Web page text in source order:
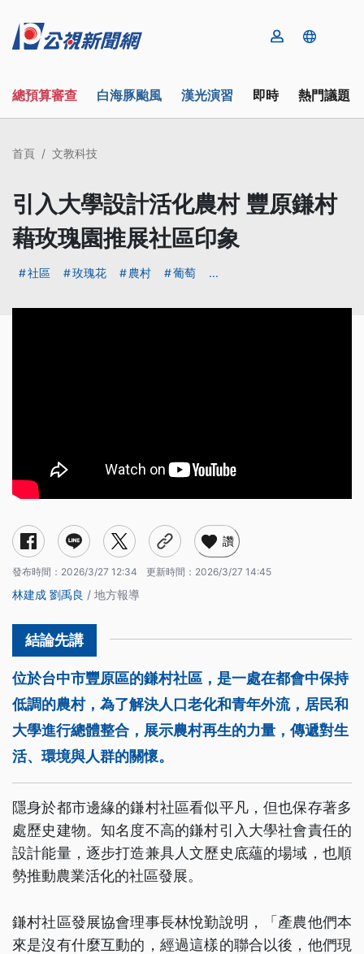
總預算審查 白海豚颱風 漢光演習 即時 熱門議題
首頁 文教科技
引入大學設計活化農村 豐原鎌村
藉玫瑰園推展社區印象
社區 玫瑰花 農村 葡萄 ...
讚
發布時間： 2026/3/27 12:34 更新時間： 2026/3/27 14:45
林建成 劉禹良 / 地方報導
位於台中市豐原區的鎌村社區，是一處在都會中保持
低調的農村，為了解決人口老化和青年外流，居民和
大學進行總體整合，展示農村再生的力量，傳遞對生
活、環境與人群的關懷。
隱身於都市邊緣的鎌村社區看似平凡，但也保存著多
處歷史建物。知名度不高的鎌村引入大學社會責任的
設計能量，逐步打造兼具人文歷史底蘊的場域，也順
勢推動農業活化的社區發展。
鎌村社區發展協會理事長林悅勤說明，「產農他們本
來是沒有什麼互動的，經過這樣的聯合以後，他們現